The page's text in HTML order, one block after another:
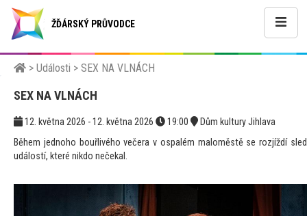
ŽĎÁRSKÝ PRŮVODCE
> Události > SEX NA VLNÁCH
SEX NA VLNÁCH
12. května 2026 - 12. května 2026 19:00
Dům kultury Jihlava
Během jednoho bouřlivého večera v ospalém maloměstě se rozjíždí sled
událostí, které nikdo nečekal.